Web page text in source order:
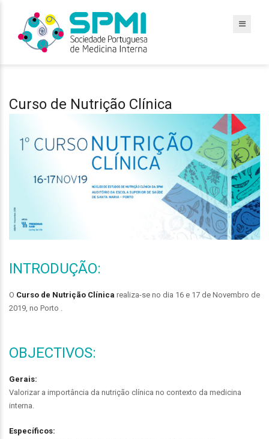
Curso de Nutrição Clínica
INTRODUÇÃO:
O Curso de Nutrição Clínica realiza-se no dia 16 e 17 de Novembro de
2019, no Porto .
OBJECTIVOS:
Gerais:
Valorizar a importância da nutrição clínica no contexto da medicina
interna.
Específicos: